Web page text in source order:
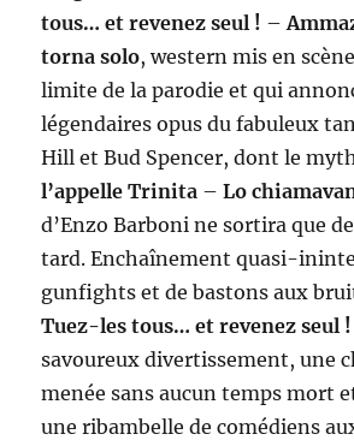
tous… et revenez seul ! –
torna solo, western mis en
limite de la parodie et qui
légendaires opus du fabuleux
Hill et Bud Spencer, dont le
l’appelle Trinita –Lo
d’Enzo Barboni ne sortira que
tard. Enchaînement quasi-
gunfights et de bastons aux
Tuez-les tous… et revenez seul
savoureux divertissement, une
menée sans aucun temps mort
une ribambelle de comédiens